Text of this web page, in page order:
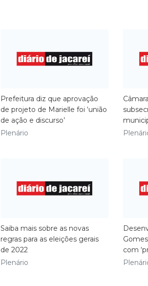
Prefeitura diz que aprovação
de projeto de Marielle foi ‘união
de ação e discurso’
Plenário
Saiba mais sobre as novas
regras para as eleições gerais
de 2022
Plenário
com